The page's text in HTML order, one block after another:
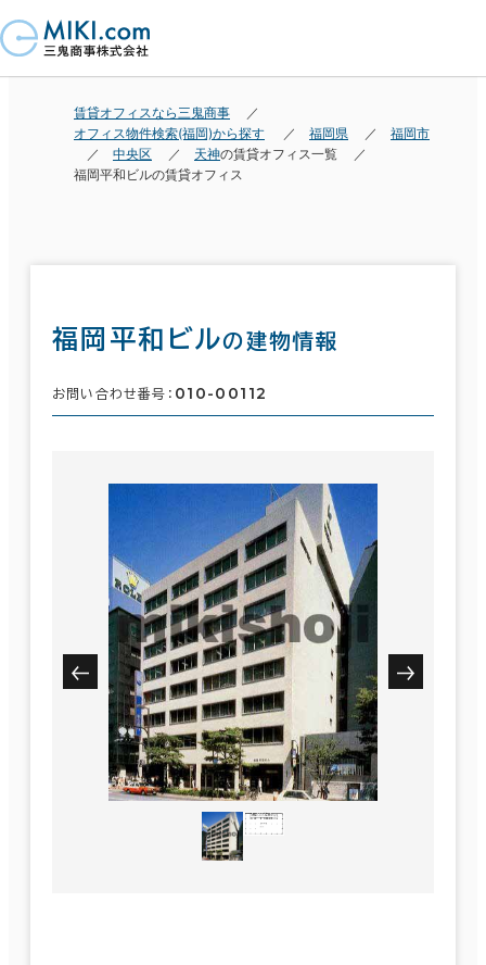
賃貸オフィスなら三鬼商事
オフィス物件検索(福岡)から探す
福岡県
福岡市
中央区
天神の賃貸オフィス一覧
福岡平和ビルの賃貸オフィス
福岡平和ビルの建物情報
お問い合わせ番号： 010-00112